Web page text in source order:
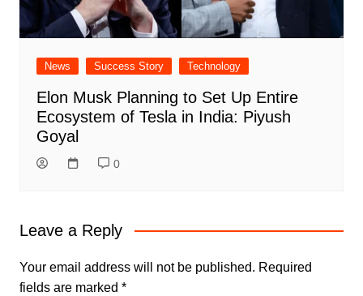
News Success Story Technology
Elon Musk Planning to Set Up Entire
Ecosystem of Tesla in India: Piyush
Goyal
0
Leave a Reply
Your email address will not be published. Required
fields are marked *